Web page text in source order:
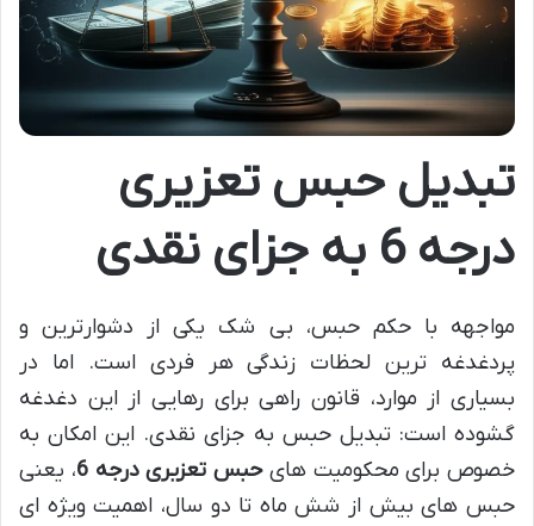
تبدیل حبس تعزیری
درجه 6 به جزای نقدی
مواجهه با حکم حبس، بی شک یکی از دشوارترین و
پردغدغه ترین لحظات زندگی هر فردی است. اما در
بسیاری از موارد، قانون راهی برای رهایی از این دغدغه
گشوده است: تبدیل حبس به جزای نقدی. این امکان به
خصوص برای محکومیت هایحبس تعزیری درجه 6 ، یعنی
حبس های بیش از شش ماه تا دو سال، اهمیت ویژه ای